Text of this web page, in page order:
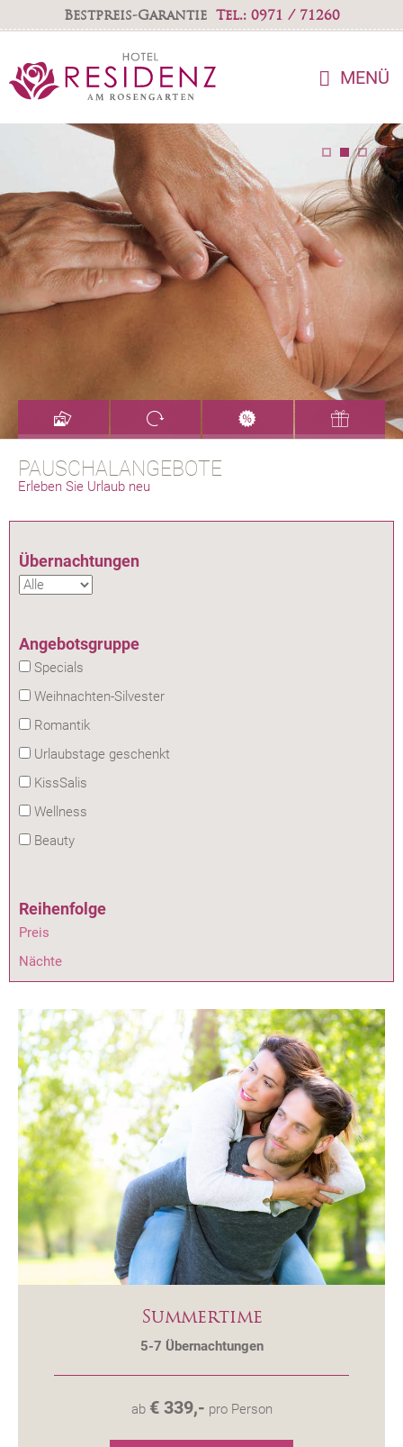
Bestpreis-Garantie Tel.: 0971 / 71260
MENÜ
PAUSCHALANGEBOTE
Erleben Sie Urlaub neu
Übernachtungen
Angebotsgruppe
Specials
Weihnachten-Silvester
Romantik
Urlaubstage geschenkt
KissSalis
Wellness
Beauty
Reihenfolge
Preis
Nächte
Summertime
5-7 Übernachtungen
ab € 339,- pro Person